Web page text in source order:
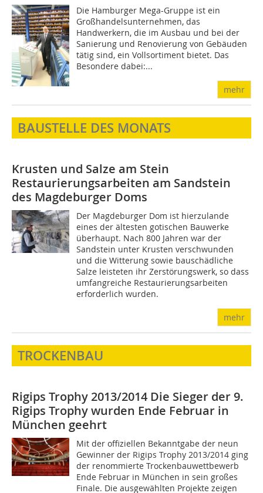
Die Hamburger Mega-Gruppe ist ein
Großhandelsunternehmen, das
Handwerkern, die im Ausbau und bei der
Sanierung und Renovierung von Gebäuden
tätig sind, ein Vollsortiment bietet. Das
Besondere dabei:...
mehr
BAUSTELLE DES MONATS
Krusten und Salze am Stein
Restaurierungsarbeiten am Sandstein
des Magdeburger Doms
Der Magdeburger Dom ist hierzulande
eines der ältesten gotischen Bauwerke
überhaupt. Nach 800 Jahren war der
Sandstein unter Krusten verschwunden
und die Witterung sowie bauschädliche
Salze leisteten ihr Zerstörungswerk, so dass
umfangreiche Restaurierungsarbeiten
erforderlich wurden.
mehr
TROCKENBAU
Rigips Trophy 2013/2014 Die Sieger der 9.
Rigips Trophy wurden Ende Februar in
München geehrt
Mit der offiziellen Bekanntgabe der neun
Gewinner der Rigips Trophy 2013/2014 ging
der renommierte Trockenbauwettbewerb
Ende Februar in München in sein großes
Finale. Die ausgewählten Projekte zeigen